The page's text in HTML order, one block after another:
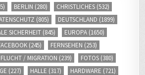
BERLIN (280) CHRISTLICHES (532)
(805) DEUTSCHLAND (1899)
SICHERHEIT (845) EUROPA (1650)
(245) FERNSEHEN (253)
FLUCHT / MIGRATION (239) FOTOS (380)
(227) HALLE (317) HARDWARE (721)